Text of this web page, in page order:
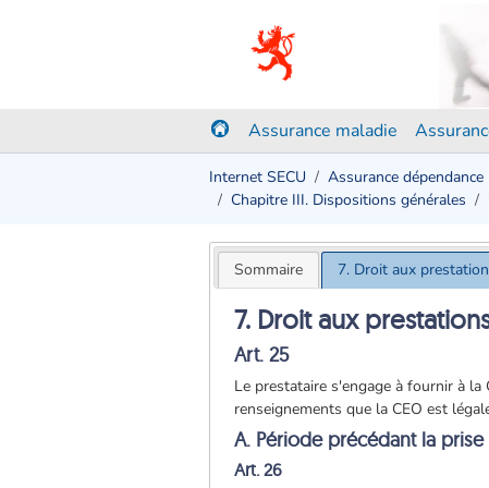
Assurance maladie
Internet SECU Assurance dépendance
Chapitre III. Dispositions générales
Sommaire 7. Droit aux
7. Droit aux
Art. 25
Le prestataire s'engage à fournir à
renseignements que la CEO est
A. Période précédant la
Art. 26